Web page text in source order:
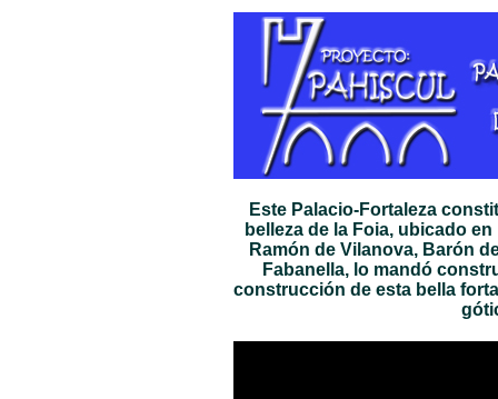
Este Palacio-Fortaleza
belleza de la Foia, ubicado
Ramón de Vilanova, Barón
Fabanella, lo mandó
construcción de esta bella